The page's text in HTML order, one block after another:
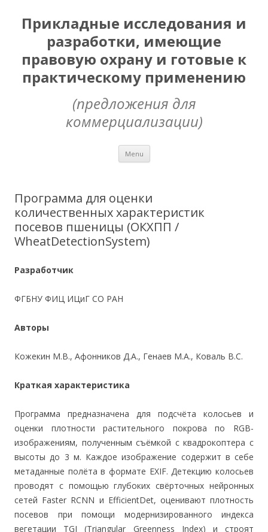
Прикладные исследования и
разработки, имеющие
правовую охрану и готовые к
практическому применению
(предложения для
коммерциализации)
Menu Skip
content
Программа для оценки
количественных характеристик
посевов пшеницы (ОКХПП /
WheatDetectionSystem)
Разработчик
ФГБНУ ФИЦ ИЦиГ СО РАН
Авторы
Кожекин М.В., Афонников Д.А., Генаев М.А., Коваль В.С.
Краткая характеристика
Программа предназначена для подсчёта колосьев и
оценки плотности растительного покрова по RGB-
изображениям, полученным съёмкой с квадрокоптера с
высоты до 3 м. Каждое изображение содержит в себе
метаданные полёта в формате EXIF. Детекцию колосьев
проводят с помощью глубоких свёрточных нейронных
сетей Faster RCNN и EfficientDet, оценивают плотность
посевов при помощи модернизированного индекса
вегетации TGI (Triangular Greenness Index) и строят